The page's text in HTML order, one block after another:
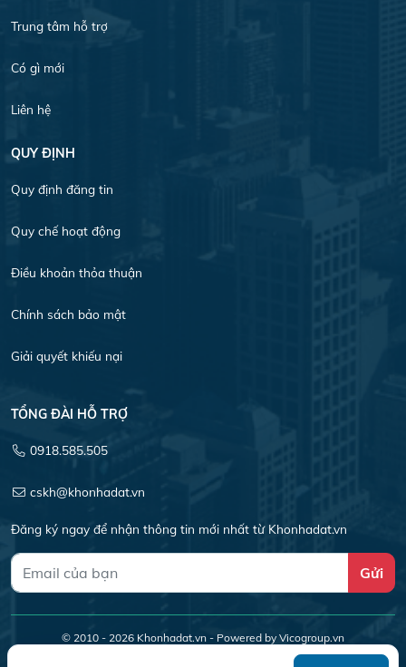
Trung tâm hỗ trợ
Có gì mới
Liên hệ
QUY ĐỊNH
Quy định đăng tin
Quy chế hoạt động
Điều khoản thỏa thuận
Chính sách bảo mật
Giải quyết khiếu nại
TỔNG ĐÀI HỖ TRỢ
0918.585.505
cskh@khonhadat.vn
Đăng ký ngay để nhận thông tin mới nhất từ Khonhadat.vn
Gửi
© 2010 - 2026 Khonhadat.vn - Powered by Vicogroup.vn